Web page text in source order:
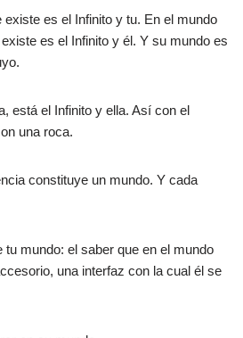
existe es el Infinito y tu. En el mundo
es el Infinito y él. Y su mundo es
está el Infinito y ella. Así con el
una roca.
constituye un mundo. Y cada
tu mundo: el saber que en el mundo
una interfaz con la cual él se